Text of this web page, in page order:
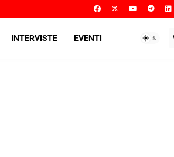
INTERVISTE EVENTI